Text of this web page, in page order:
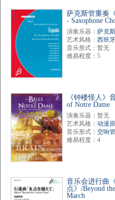
萨克斯管重奏
- Saxophone
演奏乐器： 萨克斯
艺术风格： 西班
音乐形式：暂无
难易程度：5
《钟楼怪人》
of Notre Dame
演奏乐器：暂无
艺术风格： 动漫
音乐形式： 交响
难易程度：4
音乐会进行曲
点》/Beyond
March